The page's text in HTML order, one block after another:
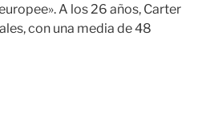
A los 26 años, Carter
con una media de 48